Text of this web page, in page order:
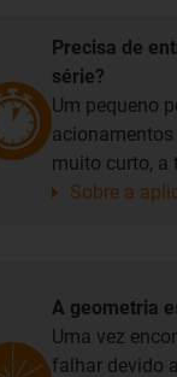
Precisa de
série?
Um pequeno
muito curto, a
Sobre a
A geometria
Uma vez
falhar devido